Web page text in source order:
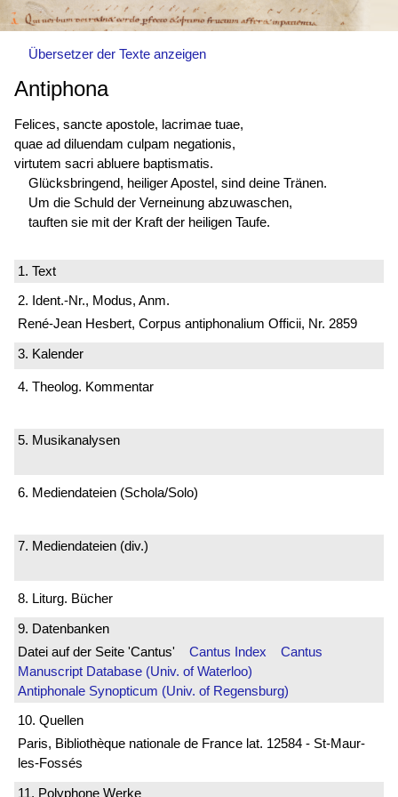
Übersetzer der Texte anzeigen
Antiphona
Felices, sancte apostole, lacrimae tuae,
quae ad diluendam culpam negationis,
virtutem sacri abluere baptismatis.
Glücksbringend, heiliger Apostel, sind deine Tränen.
Um die Schuld der Verneinung abzuwaschen,
tauften sie mit der Kraft der heiligen Taufe.
1. Text
2. Ident.-Nr., Modus, Anm.
René-Jean Hesbert, Corpus antiphonalium Officii, Nr. 2859
3. Kalender
4. Theolog. Kommentar
5. Musikanalysen
6. Mediendateien (Schola/Solo)
7. Mediendateien (div.)
8. Liturg. Bücher
9. Datenbanken
Datei auf der Seite 'Cantus' Cantus Index
Cantus
Manuscript Database (Univ. of Waterloo)
Antiphonale Synopticum (Univ. of Regensburg)
10. Quellen
Paris, Bibliothèque nationale de France lat. 12584 - St-Maur-
les-Fossés
11. Polyphone Werke